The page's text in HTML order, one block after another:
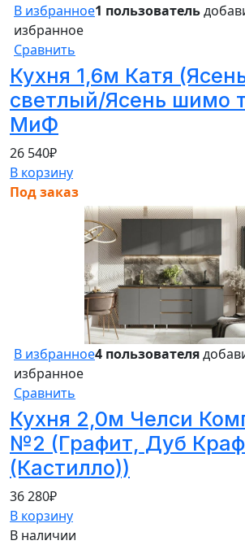
В избранное1 пользователь
избранное
Сравнить
Кухня 1,6м Катя
светлый/Ясень шимо
МиФ
26 540₽
В корзину
Под заказ
В избранное4 пользователя
избранное
Сравнить
Кухня 2,0м Челси
№2 (Графит, Дуб
(Кастилло))
36 280₽
В корзину
В наличии